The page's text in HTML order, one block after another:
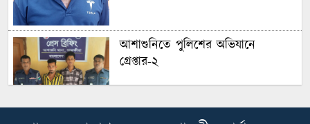
আশাশুনিতে পুলিশের অভিযানে
গ্রেপ্তার-২